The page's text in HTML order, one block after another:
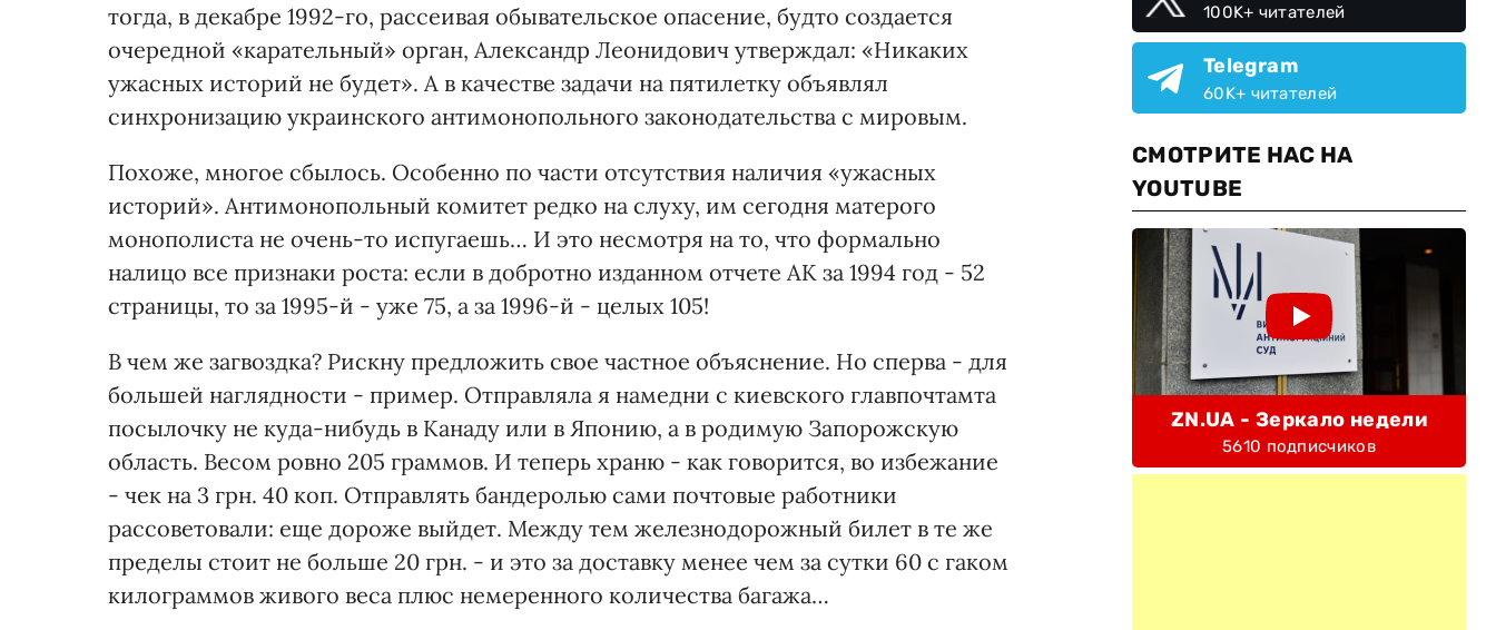
тогда, в декабре 1992-го, рассеивая обывательское опасение, будто создается
очередной «карательный» орган, Александр Леонидович утверждал: «Никаких
ужасных историй не будет». А в качестве задачи на пятилетку объявлял
синхронизацию украинского антимонопольного законодательства с мировым.
Похоже, многое сбылось. Особенно по части отсутствия наличия «ужасных
историй». Антимонопольный комитет редко на слуху, им сегодня матерого
монополиста не очень-то испугаешь… И это несмотря на то, что формально
налицо все признаки роста: если в добротно изданном отчете АК за 1994 год - 52
страницы, то за 1995-й - уже 75, а за 1996-й - целых 105!
В чем же загвоздка? Рискну предложить свое частное объяснение. Но сперва - для
большей наглядности - пример. Отправляла я намедни с киевского главпочтамта
посылочку не куда-нибудь в Канаду или в Японию, а в родимую Запорожскую
область. Весом ровно 205 граммов. И теперь храню - как говорится, во избежание
- чек на 3 грн. 40 коп. Отправлять бандеролью сами почтовые работники
рассоветовали: еще дороже выйдет. Между тем железнодорожный билет в те же
пределы стоит не больше 20 грн. - и это за доставку менее чем за сутки 60 с гаком
килограммов живого веса плюс немеренного количества багажа…
100K+ читателей
Telegram
60K+ читателей
СМОТРИТЕ НАС НА
YOUTUBE
ZN.UA - Зеркало недели
5610 подписчиков